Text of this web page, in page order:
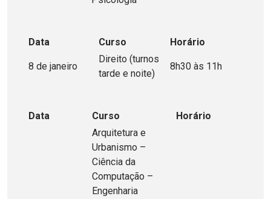
Data Curso Horário
8 de janeiro
Direito (turnos
tarde e noite)
8h30 às 11h
Data Curso Horário
Arquitetura e
Urbanismo –
Ciência da
Computação –
Engenharia